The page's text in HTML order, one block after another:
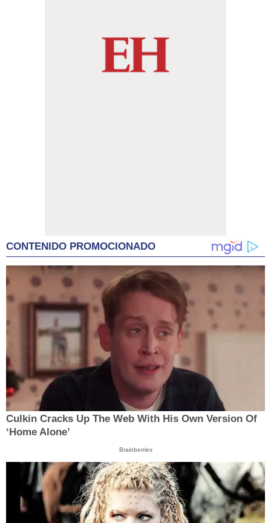
CONTENIDO PROMOCIONADO
Culkin Cracks Up The Web With His Own Version Of
‘Home Alone’
Brainberries